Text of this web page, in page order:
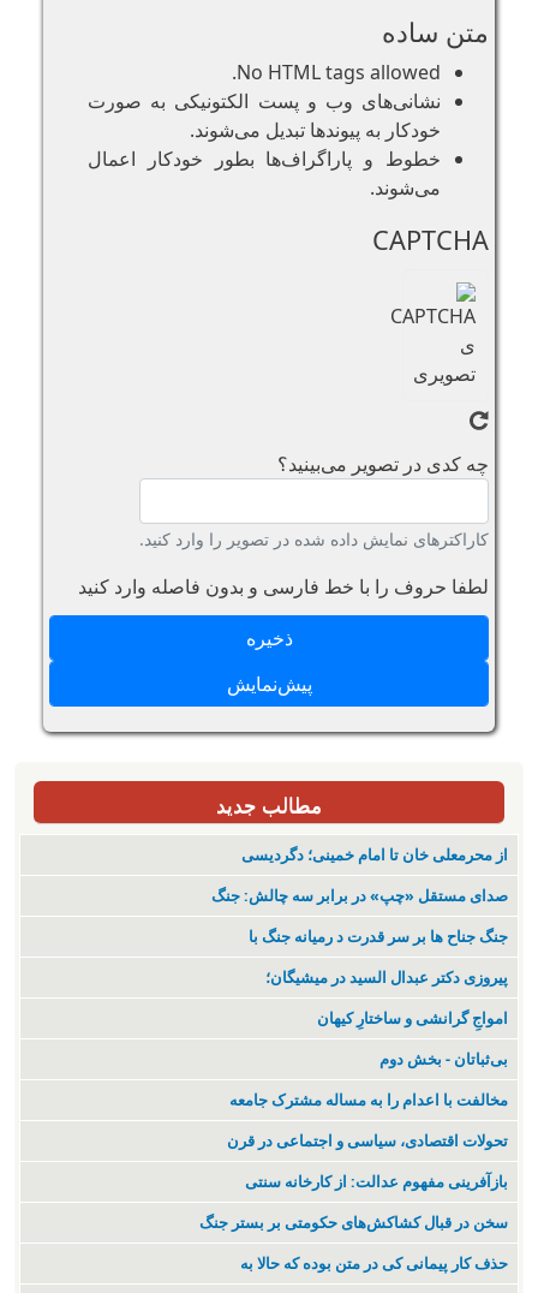
متن ساده
No HTML tags allowed.
نشانی‌های وب و پست الکتونیکی به صورت
خودکار به پیوند‌ها تبدیل می‌شوند.
خطوط و پاراگراف‌ها بطور خودکار اعمال
می‌شوند.
CAPTCHA
چه کدی در تصویر می‌بینید؟
کاراکترهای نمایش داده شده در تصویر را وارد کنید.
لطفا حروف را با خط فارسی و بدون فاصله وارد کنید
مطالب جدید
از محرمعلی خان تا امام خمینی؛ دگردیسی
صدای مستقل «چپ» در برابر سه چالش: جنگ
جنگ جناح ها بر سر قدرت د رمیانە جنگ با
پیروزی دکتر عبدال السید در میشیگان؛
‌امواجِ گرانشی و ساختارِ کیهان
بی‌ثباتان - بخش دوم
مخالفت با اعدام را به مساله مشترک جامعه
تحولات اقتصادی، سیاسی و اجتماعی در قرن
بازآفرینی مفهوم عدالت: از کارخانه سنتی
سخن در قبال کشاکش‌های حکومتی بر بستر جنگ
حذف کار پیمانی کی در متن بودە کە حالا بە